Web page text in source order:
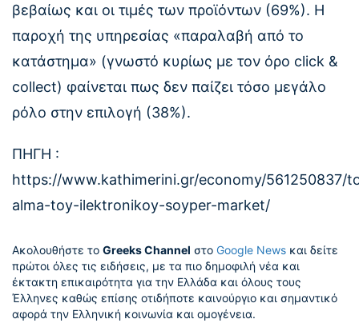
βεβαίως και οι τιμές των προϊόντων (69%). Η
παροχή της υπηρεσίας «παραλαβή από το
κατάστημα» (γνωστό κυρίως με τον όρο click &
collect) φαίνεται πως δεν παίζει τόσο μεγάλο
ρόλο στην επιλογή (38%).
ΠΗΓΗ :
https://www.kathimerini.gr/economy/561250837/
alma-toy-ilektronikoy-soyper-market/
Ακολουθήστε το Greeks Channel στο Google News και δείτε
πρώτοι όλες τις ειδήσεις, με τα πιο δημοφιλή νέα και
έκτακτη επικαιρότητα για την Ελλάδα και όλους τους
Έλληνες καθώς επίσης οτιδήποτε καινούργιο και σημαντικό
αφορά την Ελληνική κοινωνία και ομογένεια.